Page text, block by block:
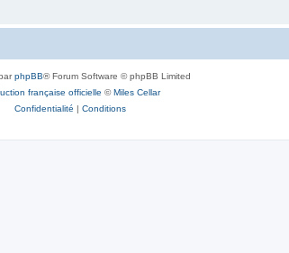
phpBB® Forum Software © phpBB Limited
française officielle ©Miles Cellar
Confidentialité | Conditions